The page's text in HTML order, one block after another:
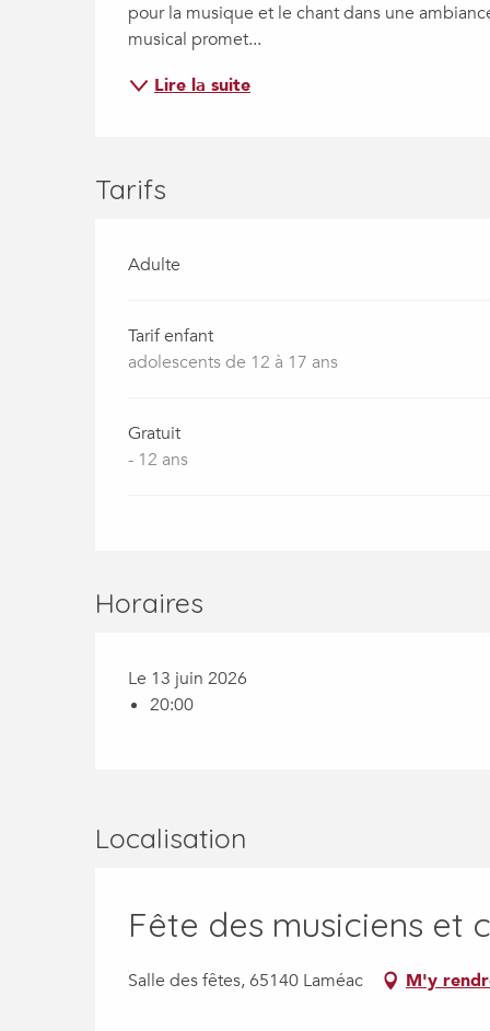
pour la musique et le chant dans une
musical promet...
Lire la suite
Tarifs
Adulte
Tarif enfant
adolescents de 12 à 17 ans
Gratuit
- 12 ans
Horaires
Le 13 juin 2026
20:00
Localisation
Fête des musiciens et
Salle des fêtes, 65140 Laméac M'y